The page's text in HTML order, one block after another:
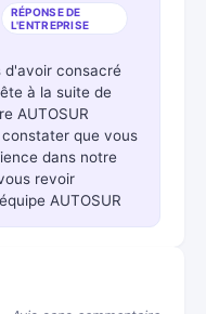
RÉPONSE DE
L'ENTREPRISE
d'avoir consacré
à la suite de
AUTOSUR
constater que vous
dans notre
revoir
AUTOSUR